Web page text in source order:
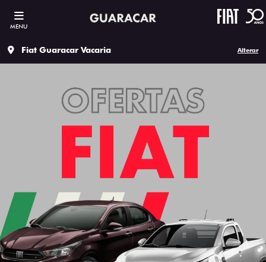
MENU
Fiat Guaracar Vacaria Alterar